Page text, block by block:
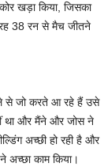
खड़ा किया, जिसका
38 रन से मैच जीतने
से जो करते आ रहे हैं उसे
था और मैंने और जोस ने
अच्छी हो रही है और
अच्छा काम किया।